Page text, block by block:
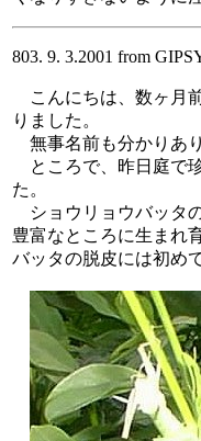
803. 9. 3.2001 from
こんにちは、数ヶ月
りました。
無事名前も分かりあ
ところで、昨日庭で
た。
ショウリョウバッタ
豊富なところに生まれ
バッタの脱皮には初め